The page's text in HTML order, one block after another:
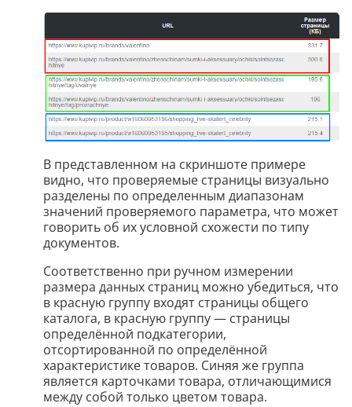
В представленном на скриншоте примере
видно, что проверяемые страницы визуально
разделены по определенным диапазонам
значений проверяемого параметра, что может
говорить об их условной схожести по типу
документов.
Соответственно при ручном измерении
размера данных страниц можно убедиться, что
в красную группу входят страницы общего
каталога, в красную группу — страницы
определённой подкатегории,
отсортированной по определённой
характеристике товаров. Синяя же группа
является карточками товара, отличающимися
между собой только цветом товара.